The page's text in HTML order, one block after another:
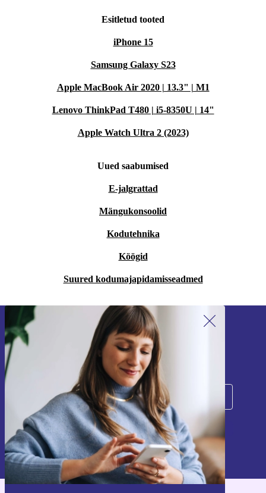
Esitletud tooted
iPhone 15
Samsung Galaxy S23
Apple MacBook Air 2020 | 13.3" | M1
Lenovo ThinkPad T480 | i5-8350U | 14"
Apple Watch Ultra 2 (2023)
Uued saabumised
E-jalgrattad
Mängukonsoolid
Kodutehnika
Köögid
Suured kodumajapidamisseadmed
Liitu meie uudiskirjaga!
Ära jäta enam ühtegi pakkumist vahele.
Registreeru
Teavet isikuandmete kasutamise kohta leiate meie
privaatsuspoliitikast.